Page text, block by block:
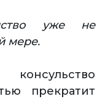
уже не
мере.
прекратит